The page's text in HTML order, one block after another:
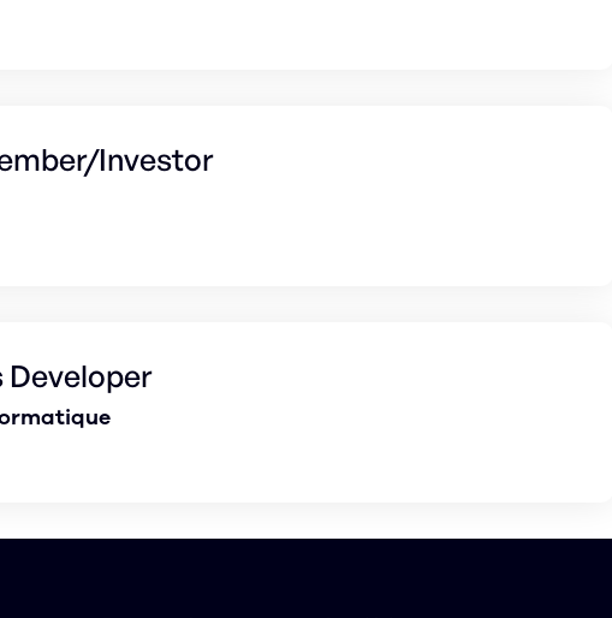
Investor
Developer